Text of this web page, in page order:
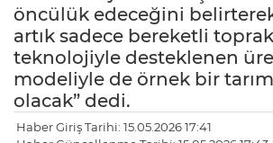
öncülük edeceğini
artık sadece bereketli
teknolojiyle desteklenen
modeliyle de örnek bir
olacak” dedi.
Haber Giriş Tarihi: 15.05.2026 17:41